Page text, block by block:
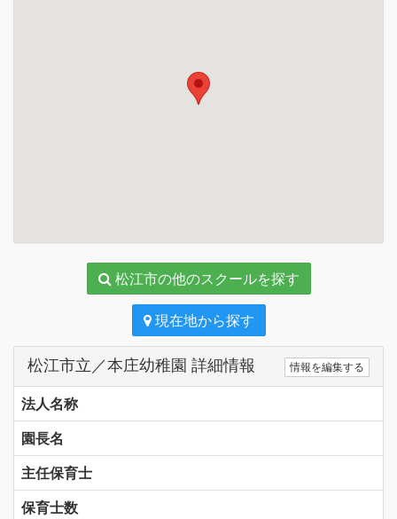
松江市の他のスクールを探す
現在地から探す
松江市立／本庄幼稚園 詳細情報 情報を編集する
法人名称
園長名
主任保育士
保育士数